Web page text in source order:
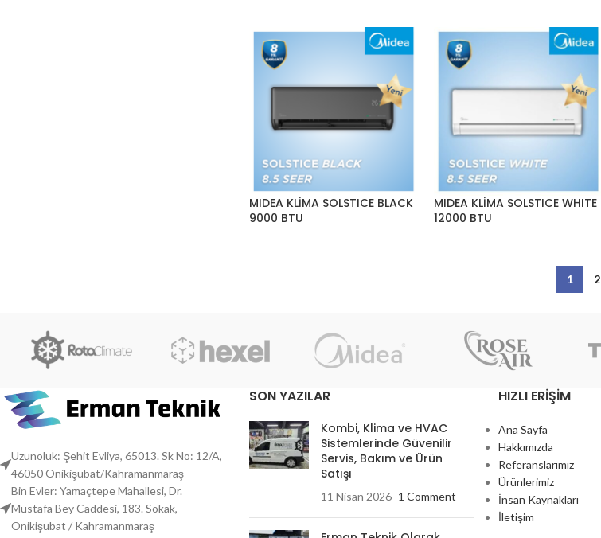
MIDEA KLİMA SOLSTICE BLACK
9000 BTU
MIDEA KLİMA SOLSTICE WHITE
12000 BTU
1 2
Uzunoluk: Şehit Evliya, 65013. Sk No: 12/A,
46050 Onikişubat/Kahramanmaraş
Bin Evler: Yamaçtepe Mahallesi, Dr.
Mustafa Bey Caddesi, 183. Sokak,
Onikişubat / Kahramanmaraş
SON YAZILAR
Kombi, Klima ve HVAC
Sistemlerinde Güvenilir
Servis, Bakım ve Ürün
Satışı
11 Nisan 2026 1 Comment
HIZLI ERIŞIM
Ana Sayfa
Hakkımızda
Referanslarımız
Ürünlerimiz
İnsan Kaynakları
İletişim